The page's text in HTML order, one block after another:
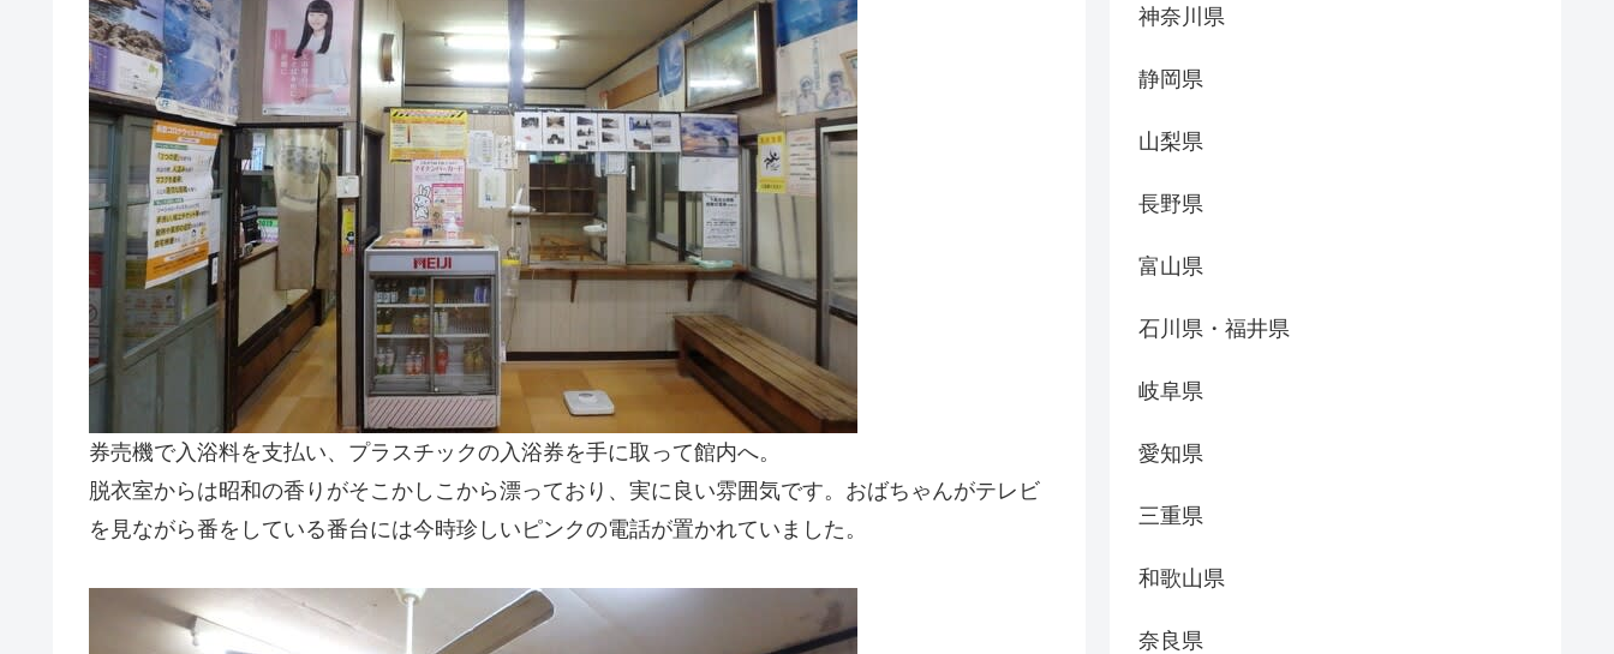
券売機で入浴料を支払い、プラスチックの入浴券を手に取って館内へ。
脱衣室からは昭和の香りがそこかしこから漂っており、実に良い雰囲気です。おばちゃんがテレビ
を見ながら番をしている番台には今時珍しいピンクの電話が置かれていました。
神奈川県
静岡県
山梨県
長野県
富山県
石川県・福井県
岐阜県
愛知県
三重県
和歌山県
奈良県